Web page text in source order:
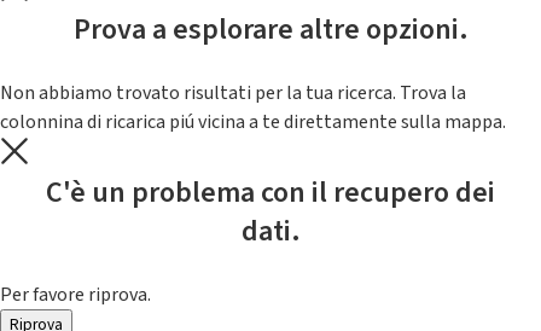
Prova a esplorare altre opzioni.
Non abbiamo trovato risultati per la tua ricerca. Trova la
colonnina di ricarica piú vicina a te direttamente sulla mappa.
C'è un problema con il recupero dei
dati.
Per favore riprova.
Riprova